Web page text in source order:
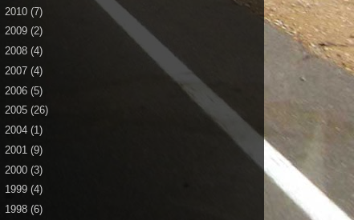
2010 (7)
2009 (2)
2008 (4)
2007 (4)
2006 (5)
2005 (26)
2004 (1)
2001 (9)
2000 (3)
1999 (4)
1998 (6)